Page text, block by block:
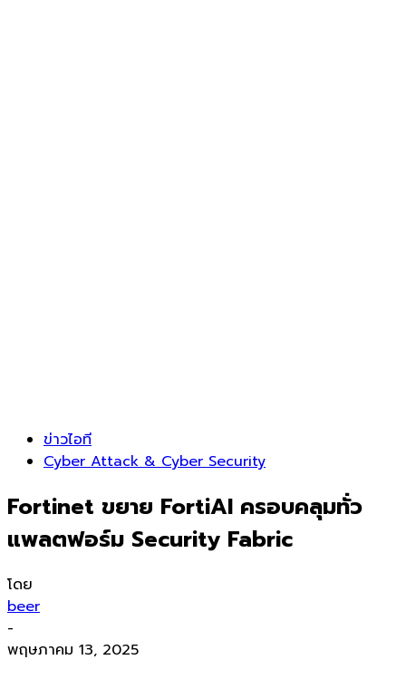
ข่าวไอที
Cyber Attack & Cyber Security
Fortinet ขยาย FortiAI ครอบคลุมทั่ว
แพลตฟอร์ม Security Fabric
โดย
beer
-
พฤษภาคม 13, 2025